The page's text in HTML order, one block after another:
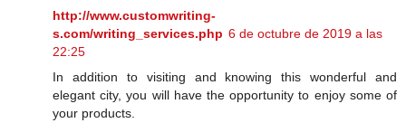
http://www.customwriting-
s.com/writing_services.php 6 de octubre de 2019 a las
22:25
In addition to visiting and knowing this wonderful and
elegant city, you will have the opportunity to enjoy some of
your products.